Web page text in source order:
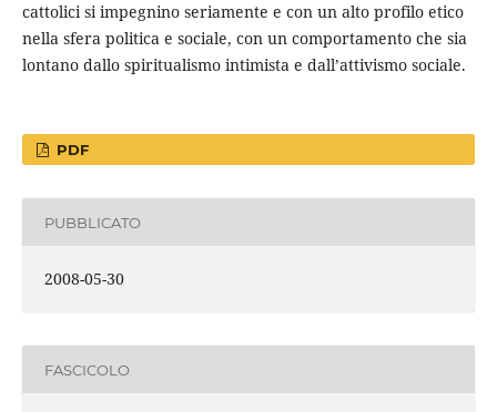
cattolici si impegnino seriamente e con un alto profilo etico
nella sfera politica e sociale, con un comportamento che sia
lontano dallo spiritualismo intimista e dall’attivismo sociale.
PDF
PUBBLICATO
2008-05-30
FASCICOLO